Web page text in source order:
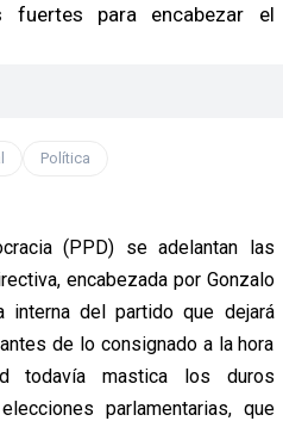
fuertes para encabezar el
Política
(PPD) se adelantan las
encabezada por Gonzalo
interna del partido que dejará
de lo consignado a la hora
todavía mastica los duros
parlamentarias, que